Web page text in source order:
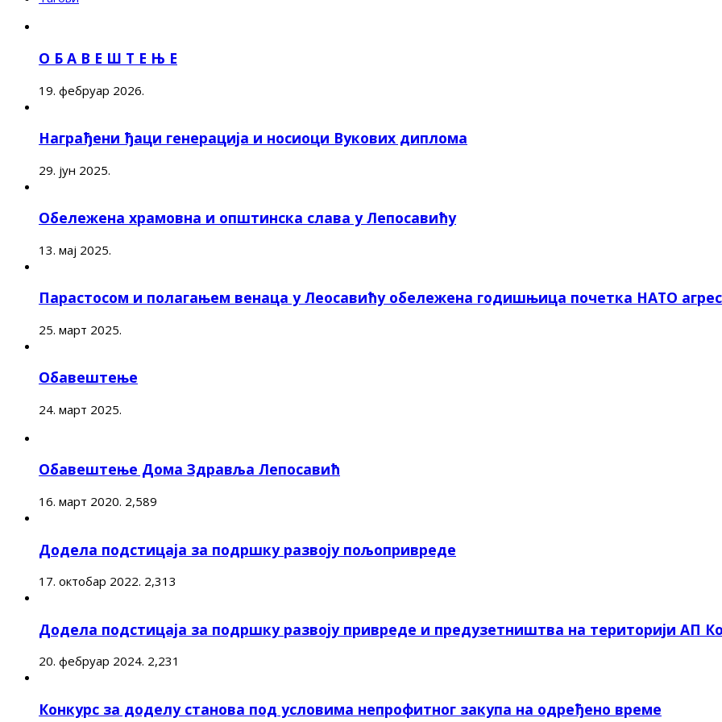
О Б А В Е Ш Т Е Њ Е
19. фебруар 2026.
Награђени ђаци генерација и носиоци Вукових диплома
29. јун 2025.
Обележена храмовна и општинска слава у Лепосавићу
13. мај 2025.
Парастосом и полагањем венаца у Леосавићу обележена годишњица почетка НАТО
25. март 2025.
Обавештење
24. март 2025.
Обавештење Дома Здравља Лепосавић
16. март 2020. 2,589
Додела подстицаја за подршку развоју пољопривреде
17. октобар 2022. 2,313
Додела подстицаја за подршку развоју привреде и предузетништва на територији АП
20. фебруар 2024. 2,231
Конкурс за доделу станова под условима непрофитног закупа на одређено време